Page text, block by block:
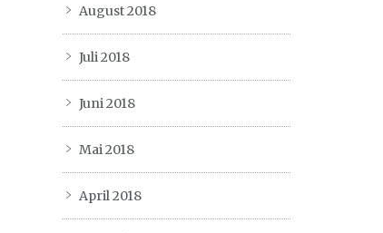
August 2018
Juli 2018
Juni 2018
Mai 2018
April 2018